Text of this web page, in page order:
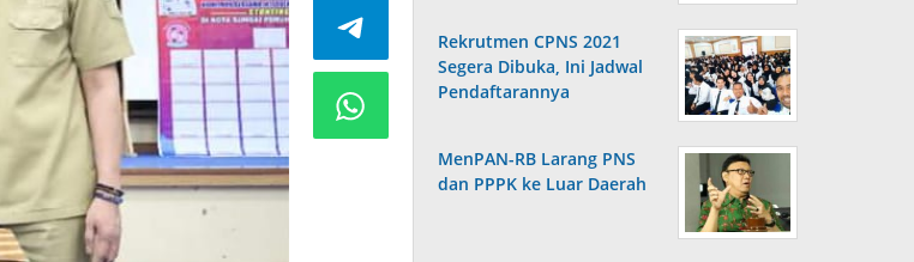
Rekrutmen CPNS 2021
Segera Dibuka, Ini Jadwal
Pendaftarannya
MenPAN-RB Larang PNS
dan PPPK ke Luar Daerah